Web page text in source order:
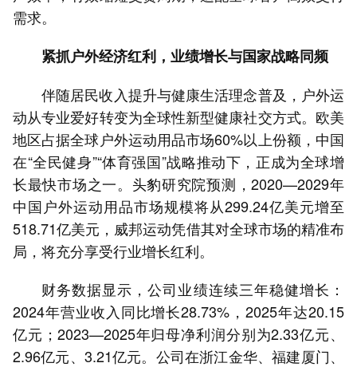
需求。
紧抓户外经济红利，业绩增长与国家战略同频
伴随居民收入提升与健康生活理念普及，户外运
动从专业爱好转变为全球性新型健康社交方式。欧美
地区占据全球户外运动用品市场60%以上份额，中国
在“全民健身”“体育强国”战略推动下，正成为全球增
长最快市场之一。头豹研究院预测，2020—2029年
中国户外运动用品市场规模将从299.24亿美元增至
518.71亿美元，威邦运动凭借其对全球市场的精准布
局，将充分享受行业增长红利。
财务数据显示，公司业绩连续三年稳健增长：
2024年营业收入同比增长28.73%，2025年达20.15
亿元；2023—2025年归母净利润分别为2.33亿元、
2.96亿元、3.21亿元。公司在浙江金华、福建厦门、